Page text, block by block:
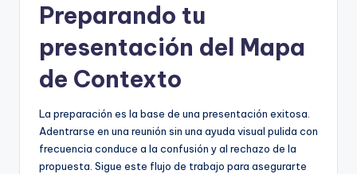
Preparando tu
presentación del Mapa
de Contexto
La preparación es la base de una presentación exitosa.
Adentrarse en una reunión sin una ayuda visual pulida con
frecuencia conduce a la confusión y al rechazo de la
propuesta. Sigue este flujo de trabajo para asegurarte